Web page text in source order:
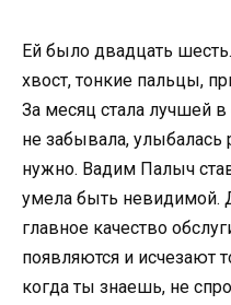
Ей было двадцать
хвост, тонкие пальцы,
За месяц стала лучшей в
не забывала, улыбалась
нужно. Вадим Палыч
умела быть невидимой.
главное качество
появляются и исчезают
когда ты знаешь, не